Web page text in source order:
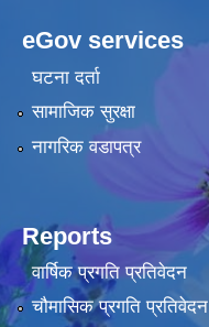
eGov services
घटना दर्ता
सामाजिक सुरक्षा
नागरिक वडापत्र
Reports
वार्षिक प्रगति प्रतिवेदन
चौमासिक प्रगति प्रतिवेदन